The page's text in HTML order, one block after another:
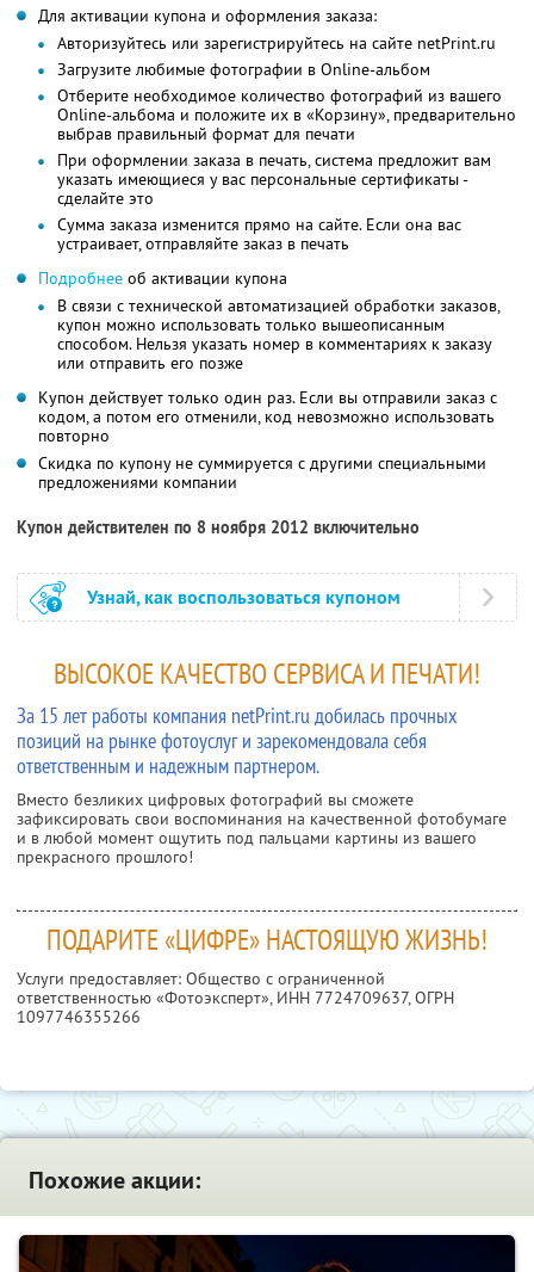
Для активации купона и оформления заказа:
Авторизуйтесь или зарегистрируйтесь на сайте netPrint.ru
Загрузите любимые фотографии в Online-альбом
Отберите необходимое количество фотографий из вашего
Online-альбома и положите их в «Корзину», предварительно
выбрав правильный формат для печати
При оформлении заказа в печать, система предложит вам
указать имеющиеся у вас персональные сертификаты -
сделайте это
Сумма заказа изменится прямо на сайте. Если она вас
устраивает, отправляйте заказ в печать
Подробнее об активации купона
В связи с технической автоматизацией обработки заказов,
купон можно использовать только вышеописанным
способом. Нельзя указать номер в комментариях к заказу
или отправить его позже
Купон действует только один раз. Если вы отправили заказ с
кодом, а потом его отменили, код невозможно использовать
повторно
Скидка по купону не суммируется с другими специальными
предложениями компании
Купон действителен по 8 ноября 2012 включительно
Узнай, как воспользоваться купоном
ВЫСОКОЕ КАЧЕСТВО СЕРВИСА И ПЕЧАТИ!
За 15 лет работы компания netPrint.ru добилась прочных
позиций на рынке фотоуслуг и зарекомендовала себя
ответственным и надежным партнером.
Вместо безликих цифровых фотографий вы сможете
зафиксировать свои воспоминания на качественной фотобумаге
и в любой момент ощутить под пальцами картины из вашего
прекрасного прошлого!
ПОДАРИТЕ «ЦИФРЕ» НАСТОЯЩУЮ ЖИЗНЬ!
Услуги предоставляет: Общество с ограниченной
ответственностью «Фотоэксперт», ИНН 7724709637, ОГРН
1097746355266
Похожие акции: